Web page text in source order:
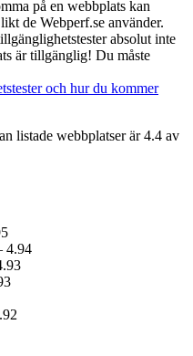
på en webbplats kan
de Webperf.se använder.
absolut inte
är tillgänglig! Du måste
och hur du kommer
listade webbplatser är 4.4 av
4.94